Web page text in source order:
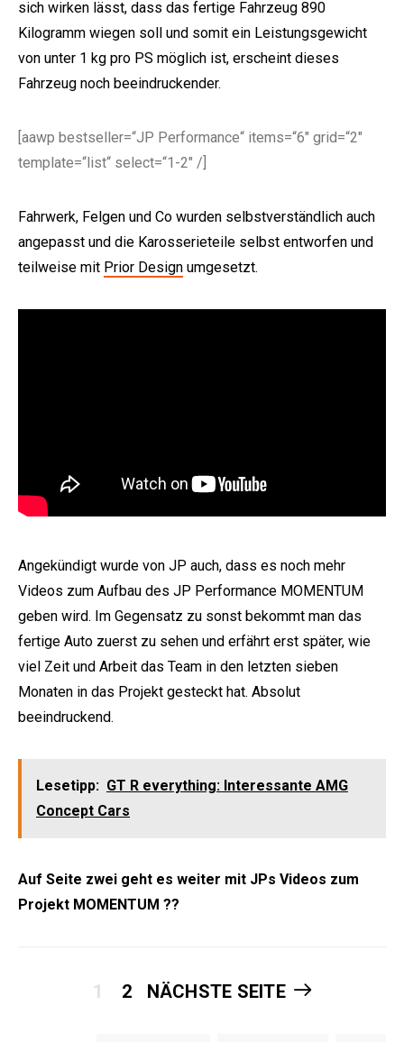
sich wirken lässt, dass das fertige Fahrzeug 890
Kilogramm wiegen soll und somit ein Leistungsgewicht
von unter 1 kg pro PS möglich ist, erscheint dieses
Fahrzeug noch beeindruckender.
[aawp bestseller=“JP Performance“ items=“6″ grid=“2″
template=“list“ select=“1-2″ /]
Fahrwerk, Felgen und Co wurden selbstverständlich auch
angepasst und die Karosserieteile selbst entworfen und
teilweise mit Prior Design umgesetzt.
Angekündigt wurde von JP auch, dass es noch mehr
Videos zum Aufbau des JP Performance MOMENTUM
geben wird. Im Gegensatz zu sonst bekommt man das
fertige Auto zuerst zu sehen und erfährt erst später, wie
viel Zeit und Arbeit das Team in den letzten sieben
Monaten in das Projekt gesteckt hat. Absolut
beeindruckend.
Lesetipp: GT R everything: Interessante AMG
Concept Cars
Auf Seite zwei geht es weiter mit JPs Videos zum
Projekt MOMENTUM ??
1 2 NÄCHSTE SEITE